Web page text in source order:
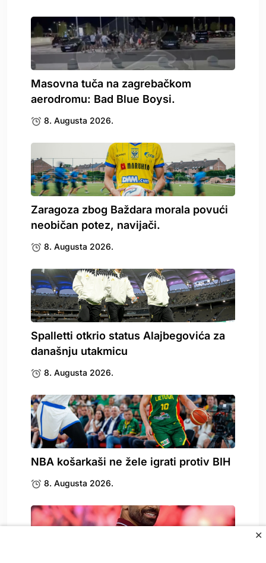
✕
Masovna tuča na zagrebačkom
aerodromu: Bad Blue Boysi.
8. Augusta 2026.
Zaragoza zbog Baždara morala povući
neobičan potez, navijači.
8. Augusta 2026.
Spalletti otkrio status Alajbegovića za
današnju utakmicu
8. Augusta 2026.
NBA košarkaši ne žele igrati protiv BIH
8. Augusta 2026.